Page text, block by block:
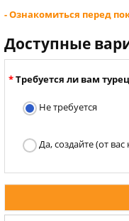
- Ознакомиться перед
Доступные
Требуется ли вам
Не требуется
Да, создайте (от